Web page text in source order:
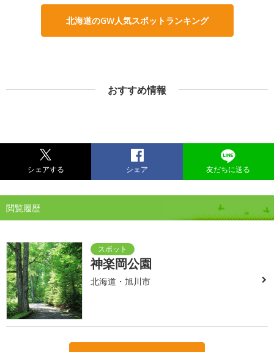
北海道のGW人気スポットランキング
おすすめ情報
シェアする シェア 友だちに送る
閲覧履歴
神楽岡公園
北海道・旭川市